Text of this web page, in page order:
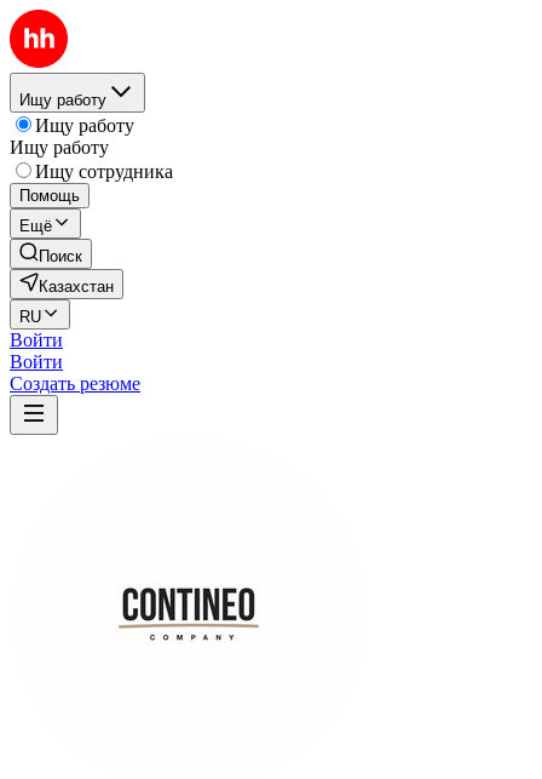
Ищу работу
Ищу работу
Ищу работу
Ищу сотрудника
Помощь
Ещё
Поиск
Казахстан
RU
Войти
Войти
Создать резюме